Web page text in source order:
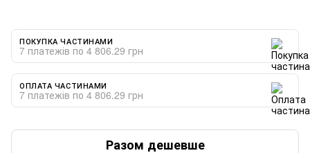
ПОКУПКА ЧАСТИНАМИ
7 платежів по 4 806.29 грн
ОПЛАТА ЧАСТИНАМИ
7 платежів по 4 806.29 грн
Разом дешевше